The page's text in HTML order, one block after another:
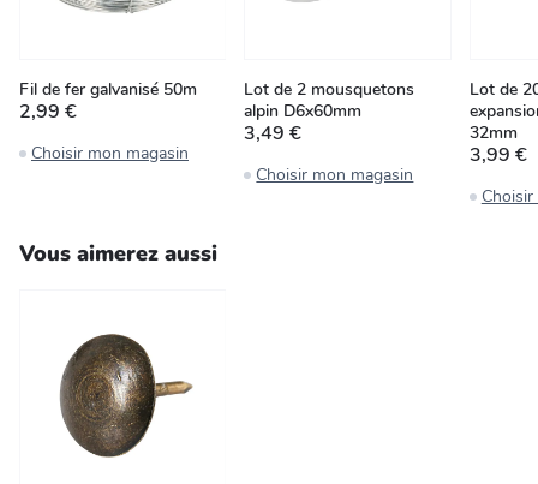
Fil de fer galvanisé 50m
2,99 €
Choisir mon magasin
Lot de 2 mousquetons
alpin D6x60mm
3,49 €
Choisir mon magasin
Lot de
32mm
3,99 €
Vous aimerez aussi